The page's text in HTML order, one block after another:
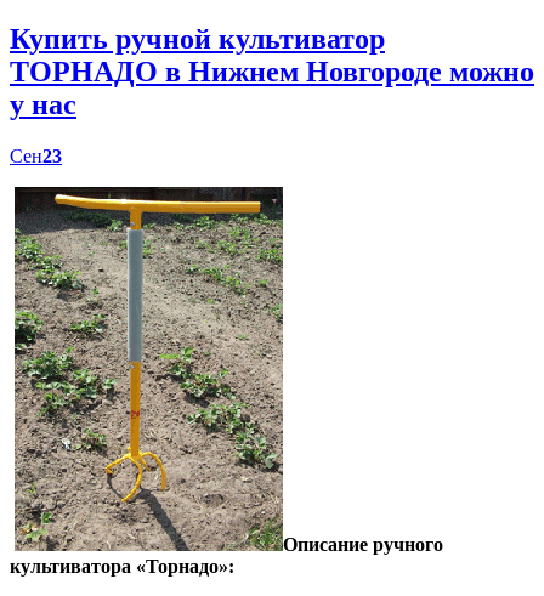
Купить ручной культиватор
ТОРНАДО в Нижнем Новгороде можно
у нас
Сен23
Описание ручного
культиватора «Торнадо»: